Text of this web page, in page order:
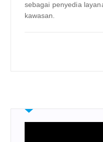
sebagai penyedia
kawasan.